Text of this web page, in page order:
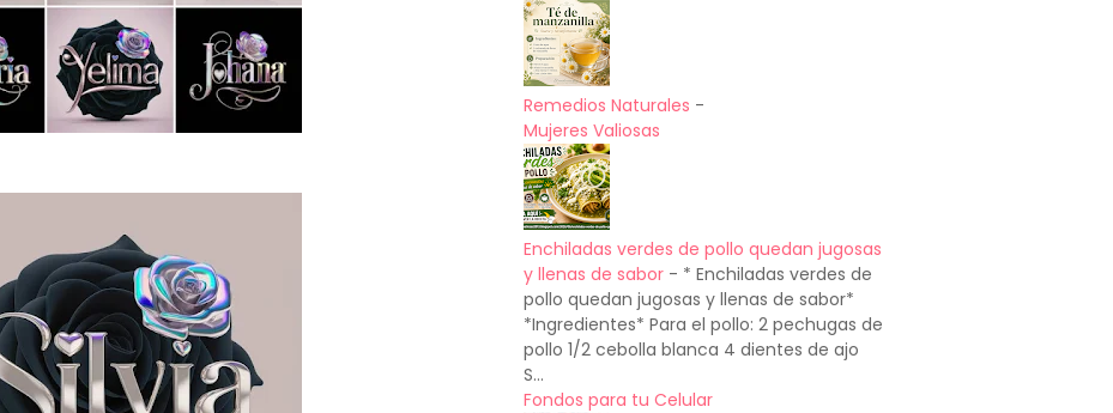
Remedios Naturales -
Mujeres Valiosas
Enchiladas verdes de pollo quedan jugosas
y llenas de sabor - * Enchiladas verdes de
pollo quedan jugosas y llenas de sabor*
*Ingredientes* Para el pollo: 2 pechugas de
pollo 1/2 cebolla blanca 4 dientes de ajo
S...
Fondos para tu Celular